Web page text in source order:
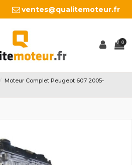
ventes@qualitemoteur.fr
0
Moteur Complet Peugeot 607 2005-